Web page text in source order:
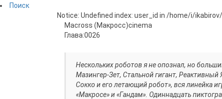
Поиск
Notice: Undefined index: user_id in /home/i/
Macross (Макросс)cinema
Глава:0026
Нескольких роботов я не опознал, но
Мазингер-Зет, Стальной гигант,
Сокко и его летающий робот», вся линейка
«Макросе» и «Гандам». Одиннадцать